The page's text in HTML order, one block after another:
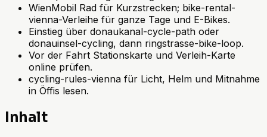
WienMobil Rad für Kurzstrecken; bike-rental-
vienna-Verleihe für ganze Tage und E-Bikes.
Einstieg über donaukanal-cycle-path oder
donauinsel-cycling, dann ringstrasse-bike-loop.
Vor der Fahrt Stationskarte und Verleih-Karte
online prüfen.
cycling-rules-vienna für Licht, Helm und Mitnahme
in Öffis lesen.
Inhalt